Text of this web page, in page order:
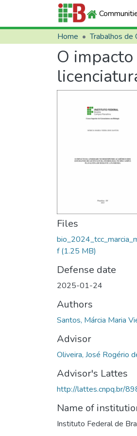
Home
O
Files
f(1.25 MB)
Defense date
2025-01-24
Authors
Santos, Márcia Maria
Advisor
Oliveira, José Rogério
Advisor's Lattes
http://lattes.cnpq.br/
Name of
Instituto Federal de